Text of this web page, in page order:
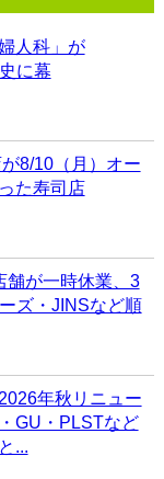
人科」が
に幕
8/10（月）オー
た寿司店
舗が一時休業、3
ズ・JINSなど順
年秋リニュー
GU・PLSTなど
...